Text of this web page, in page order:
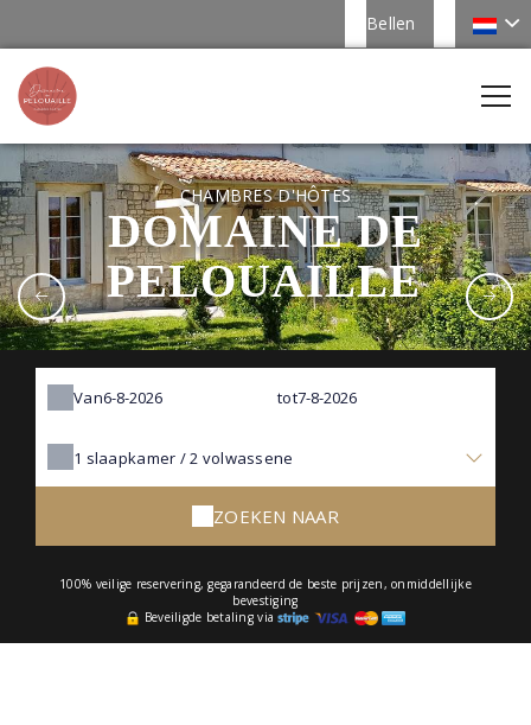
Bellen
CHAMBRES D'HÔTES
DOMAINE DE
PELOUAILLE
Van tot
1 slaapkamer /2 volwassene
ZOEKEN NAAR
100% veilige reservering, gegarandeerd de beste prijzen, onmiddellijke
bevestiging
Beveiligde betaling via